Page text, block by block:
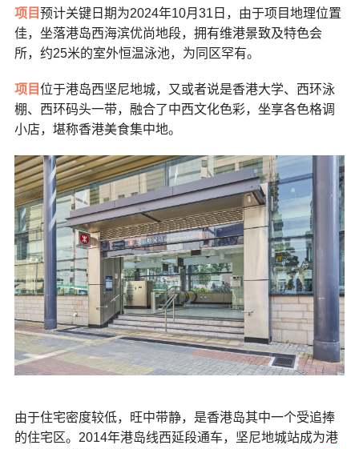
项目 预计关键日期为2024年10月31日，由于项目地理位置
佳，坐落港岛西海滨优尚地段，拥有维港景致及特色会
所，约25米的室外恒温泳池，为同区罕有。
项目 位于港岛西坚尼地城，又或者说是香港大学、西环泳
棚、西环码头一带，融合了中西文化色彩，坐享各色格调
小店，堪称香港美食集中地。
由于住宅密度较低，旺中带静，是香港岛其中一个受追捧
的住宅区。2014年港岛线西延段通车，坚尼地城站成为港